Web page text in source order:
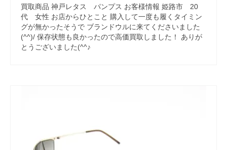
買取商品 神戸レタス パンプス お客様情報 姫路市 20
代 女性 お店からひとこと 購入して一度も履くタイミン
グが無かったそうで ブランドウルに来てくださいました
(^^)/ 保存状態も良かったので高価買取しました！ ありが
とうございました(^^♪